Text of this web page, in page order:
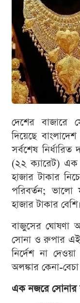
দেশের বাজারে
দিয়েছে
সর্বশেষ
(২২ ক্যারেট) এক
হাজার টাকার
পরিবর্তন;
হাজার টাকার বেশি।
বাজুসের ঘোষণা
সোনা ও রুপার এই
নির্দেশ না
অলঙ্কার কেনা-
এক নজরে সোনার